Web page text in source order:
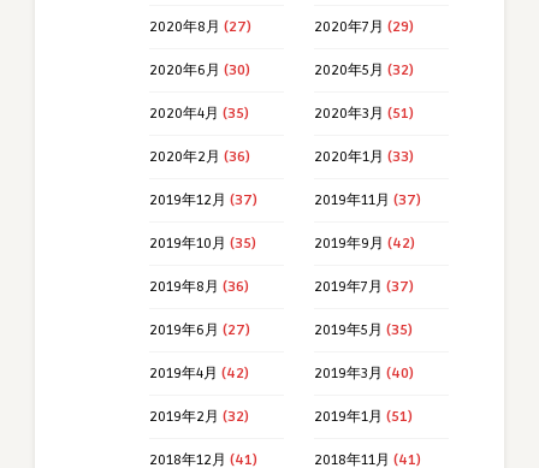
2020年8月 (27) 2020年7月 (29)
2020年6月 (30) 2020年5月 (32)
2020年4月 (35) 2020年3月 (51)
2020年2月 (36) 2020年1月 (33)
2019年12月 (37) 2019年11月 (37)
2019年10月 (35) 2019年9月 (42)
2019年8月 (36) 2019年7月 (37)
2019年6月 (27) 2019年5月 (35)
2019年4月 (42) 2019年3月 (40)
2019年2月 (32) 2019年1月 (51)
2018年12月 (41) 2018年11月 (41)